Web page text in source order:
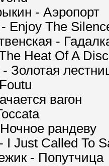
- Аэропорт
Enjoy The
-
Heat Of A
Золотая
вагон
рандеву
I Just Called To
- Попутчица